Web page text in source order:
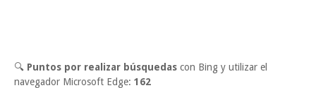
🔍 Puntos por realizar búsquedas con Bing y utilizar el
navegador Microsoft Edge: 162